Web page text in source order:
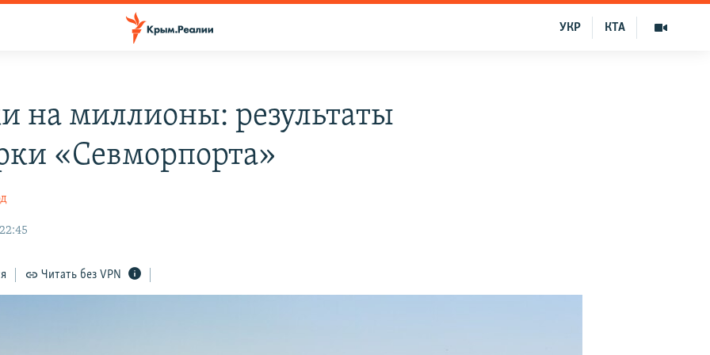
КТА
УКР
на миллионы: результаты
«Севморпорта»
Читать без VPN